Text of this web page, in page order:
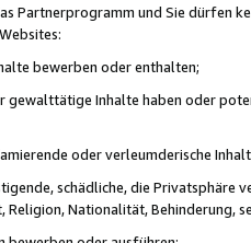
Partnerprogramm und Sie dürfen
bewerben oder enthalten;
gewalttätige Inhalte haben oder
oder verleumderische
schädliche, die Privatsphäre
Religion, Nationalität, Behinderung,